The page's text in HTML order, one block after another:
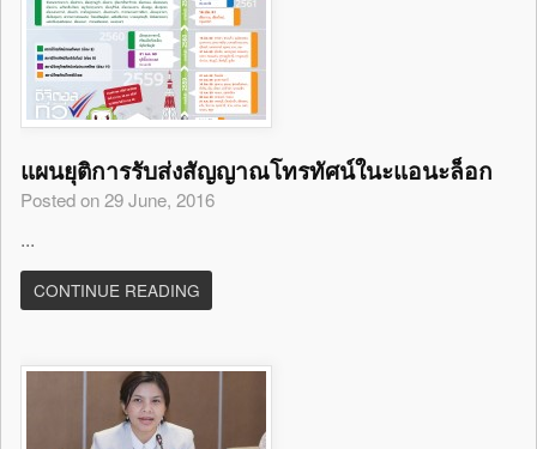
แผนยุติการรับส่งสัญญาณโทรทัศน์ในะแอนะล็อก
Posted on 29 June, 2016
...
CONTINUE READING